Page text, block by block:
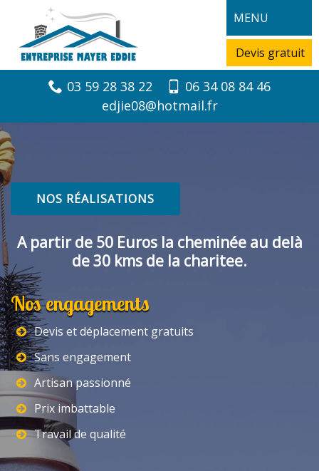
MENU
Devis gratuit
03 59 28 38 22
06 34 08 84 46
edjie08@hotmail.fr
NOS RÉALISATIONS
A partir de 50 Euros la cheminée au delà
de 30 kms de la charitee.
Nos engagements
Devis et déplacement gratuits
Sans engagement
Artisan passionné
Prix imbattable
Travail de qualité